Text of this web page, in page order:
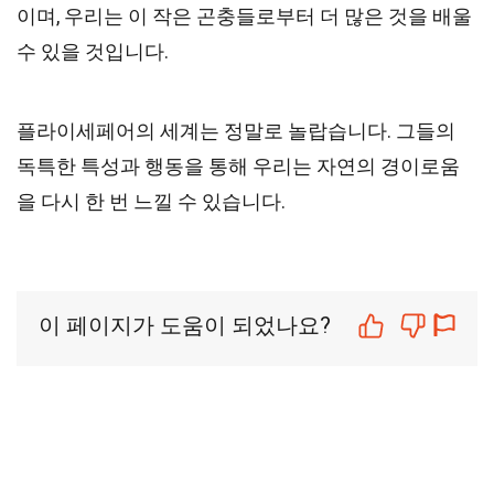
이며, 우리는 이 작은 곤충들로부터 더 많은 것을 배울
수 있을 것입니다.
플라이세페어의 세계는 정말로 놀랍습니다. 그들의
독특한 특성과 행동을 통해 우리는 자연의 경이로움
을 다시 한 번 느낄 수 있습니다.
이 페이지가 도움이 되었나요?